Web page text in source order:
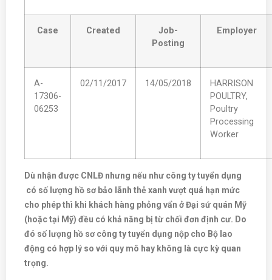
Case Created
Job-
Posting
Employer
A-
17306-
06253
02/11/2017 14/05/2018
HARRISON
POULTRY,
Poultry
Processing
Worker
Dù nhận được CNLĐ nhưng nếu như công ty tuyển dụng
có số lượng hồ sơ bảo lãnh thẻ xanh vượt quá hạn mức
cho phép thì khi khách hàng phỏng vẩn ở Đại sứ quán Mỹ
(hoặc tại Mỹ) đều có khả năng bị từ chối đơn định cư. Do
đó số lượng hồ sơ công ty tuyển dụng nộp cho Bộ lao
động có hợp lý so với quy mô hay không là cực kỳ quan
trọng.